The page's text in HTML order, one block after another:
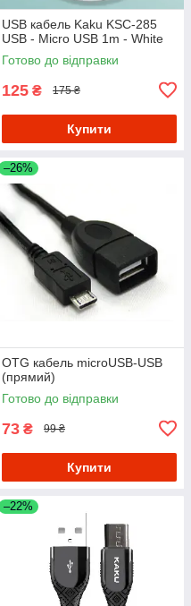
USB кабель Kaku KSC-285
USB - Micro USB 1m - White
Готово до відправки
125 ₴ 175 ₴
Купити
–26%
OTG кабель microUSB-USB
(прямий)
Готово до відправки
73 ₴ 99 ₴
Купити
–22%